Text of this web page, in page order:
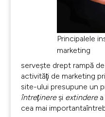
Principalele
marketing
serveşte drept rampă
activităţi de marketing
site-ului presupune un
întreţinere şiextindere
cea mai